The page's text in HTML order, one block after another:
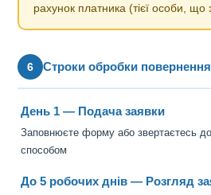
рахунок платника (тієї особи, що
6 Строки обробки повернення
День 1 — Подача заявки
Заповнюєте форму або звертаєтесь
способом
До 5 робочих днів — Розгляд